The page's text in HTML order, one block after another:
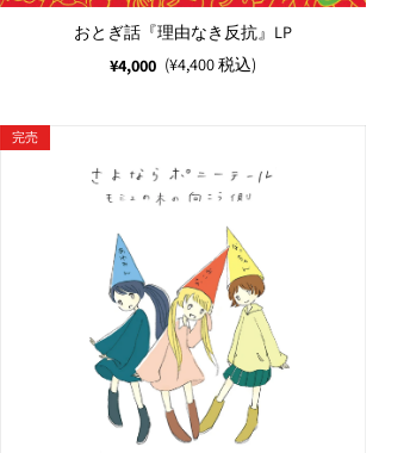
おとぎ話『理由なき反抗』LP
¥4,000 (¥4,400 税込)
完売